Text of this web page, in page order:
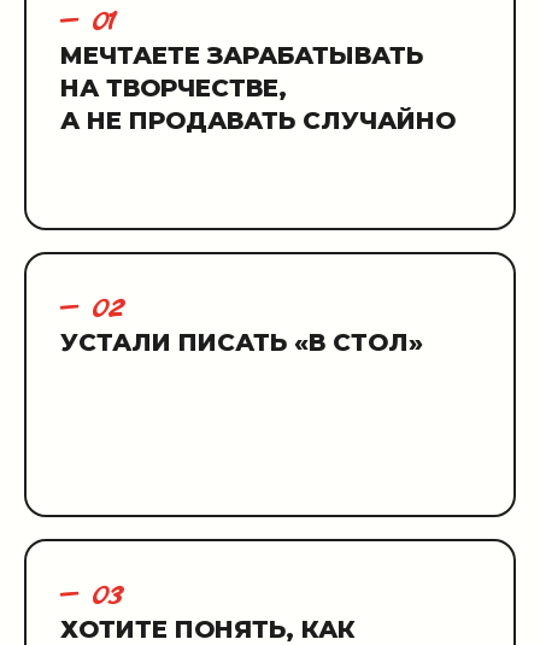
— 01
МЕЧТАЕТЕ ЗАРАБАТЫВАТЬ
НА ТВОРЧЕСТВЕ,
А НЕ ПРОДАВАТЬ СЛУЧАЙНО
— 02
УСТАЛИ ПИСАТЬ «В СТОЛ»
— 03
ХОТИТЕ ПОНЯТЬ, КАК